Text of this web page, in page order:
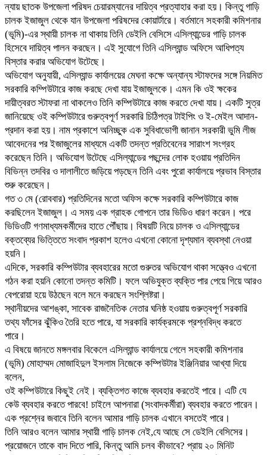
ন্যায় ছাতক উপজেলা পরিষদ চেয়ারম্যানের দায়িত্ব প্রত্যাহার করা হয়। কিন্তু গাড়ি
চালক ইজাজুল থেকে যান উপজেলা পরিষদের কোয়ার্টারে। বর্তমানে সহকারী কমিশনার
(ভূমি)-এর স্থায়ী চালক না থাকায় তিনি ডেইলি বেসিসে এসিল্যান্ডের গাড়ি চালক
হিসেবে দায়িত্ব পালন করছেন। এই সুযোগে তিনি এসিল্যান্ড অফিসে আধিপত্য
বিস্তার করার অভিযোগ উটেছে।
অভিযোগ অনুযায়ী, এসিল্যান্ড কার্যালয়ের মেঘনা কক্ষে অন্যান্য স্টাফদের সঙ্গে নিয়মিত
সরকারি কম্পিউটারে কাজ করছে দেখা যায় ইজাজুলকে। এমন কি ওই ক্ষকের
দায়ীত্বরত স্টাফরা না থাকলেও তিনি কম্পিউটারে কাজ করতে দেখা যায়। একটি সুত্র
জানিয়েছে ওই কম্পিউটারে গুরুত্বপূর্ণ সরকারি চিঠিপত্র টাইপিং ও ই-মেইল আদান-
প্রদান করা হয়। নাম প্রকাশে অনিচ্ছুক এক সুবিধাভোগী জানান সরকারী ভুমি লীজ
আবেদনের পর ইজাজুলের মাধ্যমে একটি তদন্ত প্রতিবেনের সারাংশ সংগ্রহ
করেছেন তিনি। অভিযোগ উটেছে এসিল্যান্ডের পছন্দের লোক হওয়ায় প্রতিদিন
বিভিন্ন তদবির ও দালালীতে জড়িয়ে পড়ছেন তিনি এবং পুরো কার্যালয়ে প্রভাব বিস্তার
শুরু করেছেন।
গত ৩ মে (রোববার) প্রতিদিনের মতো অফিস কক্ষে সরকারি কম্পিউটারে কাজ
করছিলেন ইজাজুল। এ সময় এক গ্রাহক গোপনে তার ভিডিও ধারণ করেন। পরে
ভিডিওটি গণমাধ্যমকর্মীদের হাতে পৌঁছায়। বিষয়টি নিয়ে চালক ও এসিল্যান্ডের
বক্তব্যের ভিত্তিতে সংবাদ প্রকাশ হলেও এখনো কোনো দৃশ্যমান ব্যবস্থা নেওয়া
হয়নি।
এদিকে, সরকারি কম্পিউটার ব্যবহারের মতো গুরুতর অভিযোগ থাকা সত্ত্বেও এখনো
গঠন করা হয়নি কোনো তদন্ত কমিটি। ফলে অভিযুক্ত ব্যক্তি পার পেয়ে গিয়ে আরও
বেপরোয়া হয়ে উঠছেন বলে মনে করছেন সংশ্লিষ্টরা।
স্থানীয়দের আশঙ্কা, সাবেক রাজনৈতিক নেতার ঘনিষ্ঠ হওয়ায় গুরুত্বপূর্ণ সরকারি
তথ্য ফাঁসের ঝুঁকিও তৈরি হতে পারে, যা সরকারি কার্যক্রমকে প্রশ্নবিদ্ধ করতে
পারে।
এ বিষয়ে জানতে মঙ্গলবার বিকেলে এসিল্যান্ড কার্যালয়ে গেলে সহকারী কমিশনার
(ভূমি) মোহাম্মদ মোজাহিদুল ইসলাম নিজেকে কম্পিউটার ইঞ্জিনিয়ার আখ্যা দিয়ে
বলেন,
ওই কম্পিউটারে কিছুই নেই। ব্যক্তিগত কাজে ব্যবহার করতেই পারে। এটি যে
কেউ ব্যবহার করতে পারবে! চাইলে আপনারা (সংবাদকর্মীরা) ব্যবহার করতে পারেন।
এক প্রশ্নের জবাবে তিনি বলেন আমার গাড়ি চালক এখানে বসতেই পারে।
তিনি আরও বলেন আমার স্থায়ী গাড়ি চালক নেই,যে আছে সে ডেইলি বেসিসের।
প্রয়োজনে তাকে বাদ দিতে পারি, কিন্তু আমি চলব কীভাবে? প্রায় ২০ মিনিট